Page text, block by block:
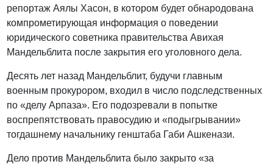
репортаж Аялы Хасон, в котором будет обнародована
компрометирующая информация о поведении
юридического советника правительства Авихая
Мандельблита после закрытия его уголовного дела.
Десять лет назад Мандельблит, будучи главным
военным прокурором, входил в число подследственных
по «делу Арпаза». Его подозревали в попытке
воспрепятствовать правосудию и «подыгрывании»
тогдашнему начальнику генштаба Габи Ашкенази.
Дело против Мандельблита было закрыто «за